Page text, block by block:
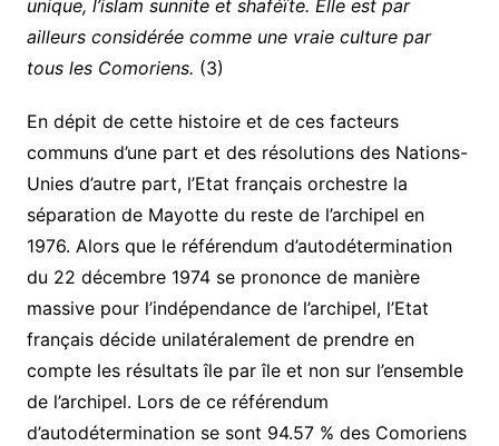
unique, l’islam sunnite et shaféïte. Elle est par
ailleurs considérée comme une vraie culture par
tous les Comoriens. (3)
En dépit de cette histoire et de ces facteurs
communs d’une part et des résolutions des Nations-
Unies d’autre part, l’Etat français orchestre la
séparation de Mayotte du reste de l’archipel en
1976. Alors que le référendum d’autodétermination
du 22 décembre 1974 se prononce de manière
massive pour l’indépendance de l’archipel, l’Etat
français décide unilatéralement de prendre en
compte les résultats île par île et non sur l’ensemble
de l’archipel. Lors de ce référendum
d’autodétermination se sont 94.57 % des Comoriens